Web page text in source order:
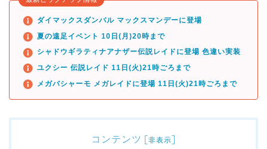
ダイマックスダンバル マックスマンデーに登場
夏の遠足イベント 10日(月)20時まで
シャドウギラティナアナザー伝説レイドに登場 色違い実装
ユクシー 伝説レイド 11日(火)21時ごろまで
メガバシャーモ メガレイドに登場 11日(火)21時ごろまで
コンテンツ [非表示]